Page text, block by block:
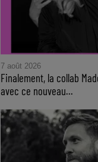
7 août 2026
Finalement, la collab
avec ce nouveau...